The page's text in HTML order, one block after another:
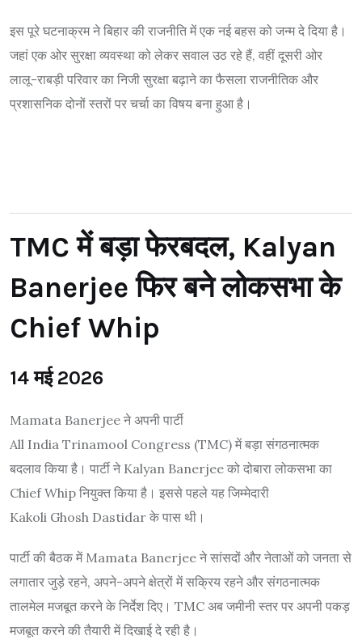
इस पूरे घटनाक्रम ने बिहार की राजनीति में एक नई बहस को जन्म दे दिया है।
जहां एक ओर सुरक्षा व्यवस्था को लेकर सवाल उठ रहे हैं, वहीं दूसरी ओर
लालू-राबड़ी परिवार का निजी सुरक्षा बढ़ाने का फैसला राजनीतिक और
प्रशासनिक दोनों स्तरों पर चर्चा का विषय बना हुआ है।
TMC में बड़ा फेरबदल, Kalyan
Banerjee फिर बने लोकसभा के
Chief Whip
14 मई 2026
Mamata Banerjee ने अपनी पार्टी
All India Trinamool Congress (TMC) में बड़ा संगठनात्मक
बदलाव किया है। पार्टी ने Kalyan Banerjee को दोबारा लोकसभा का
Chief Whip नियुक्त किया है। इससे पहले यह जिम्मेदारी
Kakoli Ghosh Dastidar के पास थी।
पार्टी की बैठक में Mamata Banerjee ने सांसदों और नेताओं को जनता से
लगातार जुड़े रहने, अपने-अपने क्षेत्रों में सक्रिय रहने और संगठनात्मक
तालमेल मजबूत करने के निर्देश दिए। TMC अब जमीनी स्तर पर अपनी पकड़
मजबूत करने की तैयारी में दिखाई दे रही है।